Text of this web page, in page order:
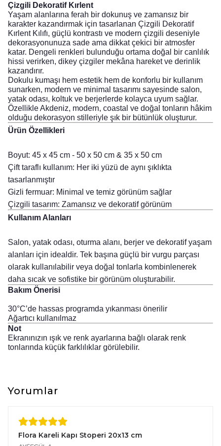
Çizgili Dekoratif Kırlent
Yaşam alanlarına ferah bir dokunuş ve zamansız bir
karakter kazandırmak için tasarlanan Çizgili Dekoratif
Kırlent Kılıfı, güçlü kontrastı ve modern çizgili deseniyle
dekorasyonunuza sade ama dikkat çekici bir atmosfer
katar. Dengeli renkleri bulunduğu ortama doğal bir canlılık
hissi verirken, dikey çizgiler mekâna hareket ve derinlik
kazandırır.
Dokulu kumaşı hem estetik hem de konforlu bir kullanım
sunarken, modern ve minimal tasarımı sayesinde salon,
yatak odası, koltuk ve berjerlerde kolayca uyum sağlar.
Özellikle Akdeniz, modern, coastal ve doğal tonların hâkim
olduğu dekorasyon stilleriyle şık bir bütünlük oluşturur.
Ürün Özellikleri
Boyut: 45 x 45 cm - 50 x 50 cm & 35 x 50 cm
Çift taraflı kullanım: Her iki yüzü de aynı şıklıkta
tasarlanmıştır
Gizli fermuar: Minimal ve temiz görünüm sağlar
Çizgili tasarım: Zamansız ve dekoratif görünüm
Kullanım Alanları
Salon, yatak odası, oturma alanı, berjer ve dekoratif yaşam
alanları için idealdir. Tek başına güçlü bir vurgu parçası
olarak kullanılabilir veya doğal tonlarla kombinlenerek
daha sıcak ve sofistike bir görünüm oluşturabilir.
Bakım Önerisi
30°C’de hassas programda yıkanması önerilir
Ağartıcı kullanılmaz
Not
Ekranınızın ışık ve renk ayarlarına bağlı olarak renk
tonlarında küçük farklılıklar görülebilir.
Yorumlar
Flora Kareli Kapı Stoperi 20x13 cm